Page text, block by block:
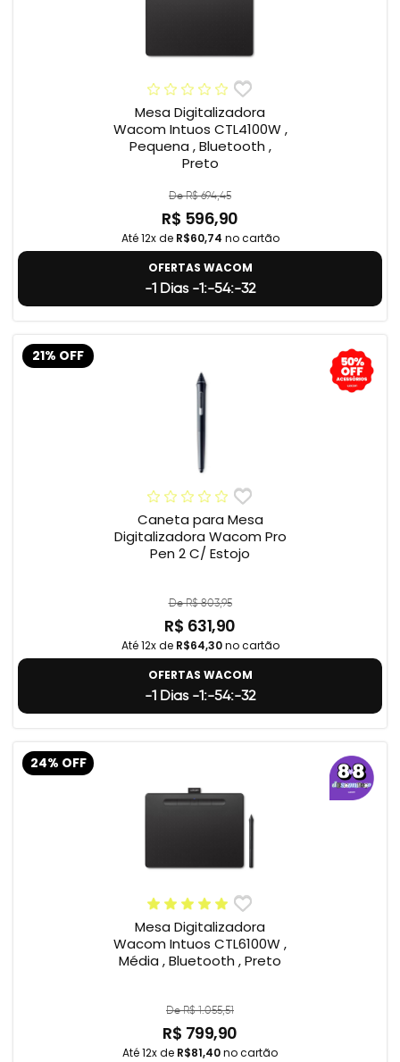
Mesa Digitalizadora
Wacom Intuos CTL4100W ,
Pequena , Bluetooth ,
Preto
De R$ 694,45
R$ 596,90
Até 12x de R$60,74 no cartão
OFERTAS WACOM
-1 Dias -1:-54:-33
21% OFF
Caneta para Mesa
Digitalizadora Wacom Pro
Pen 2 C/ Estojo
De R$ 803,95
R$ 631,90
Até 12x de R$64,30no cartão
OFERTAS WACOM
-1 Dias -1:-54:-33
24% OFF
Mesa Digitalizadora
Wacom Intuos CTL6100W ,
Média , Bluetooth , Preto
De R$ 1.055,51
R$ 799,90
Até 12x de R$81,40no cartão